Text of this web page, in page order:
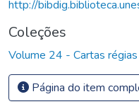
http://
Coleções
Volume 24 - Cartas
Página do item